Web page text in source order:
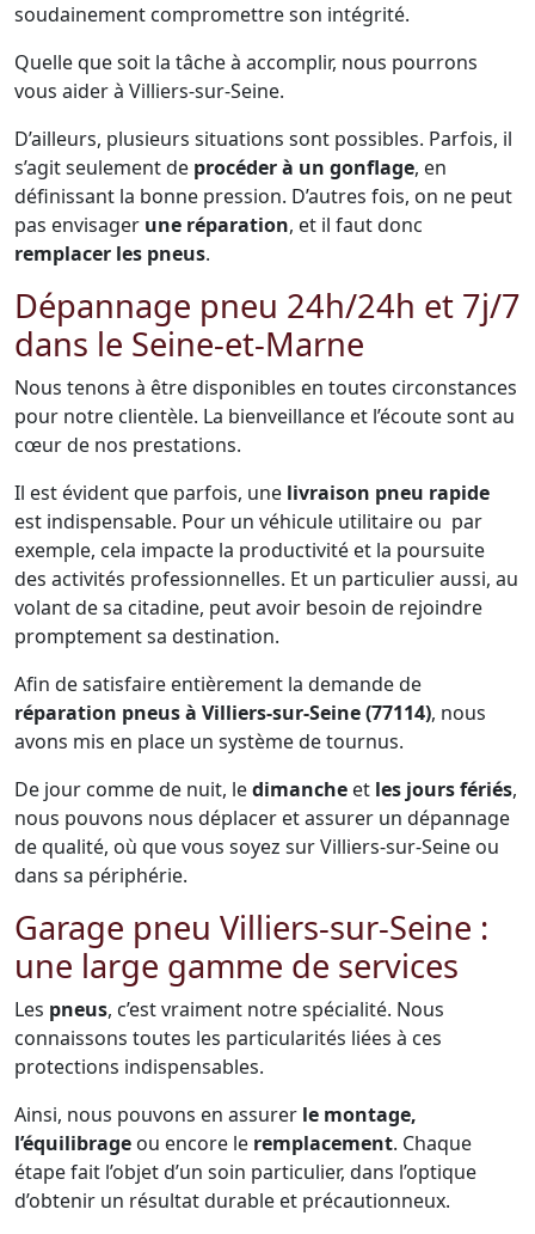
soudainement compromettre son intégrité.
Quelle que soit la tâche à accomplir, nous pourrons
vous aider à Villiers-sur-Seine.
D’ailleurs, plusieurs situations sont possibles. Parfois, il
s’agit seulement de procéder à un gonflage, en
définissant la bonne pression. D’autres fois, on ne peut
pas envisager une réparation, et il faut donc
remplacer les pneus.
Dépannage pneu 24h/24h et 7j/7
dans le Seine-et-Marne
Nous tenons à être disponibles en toutes circonstances
pour notre clientèle. La bienveillance et l’écoute sont au
cœur de nos prestations.
Il est évident que parfois, une livraison pneu rapide
est indispensable. Pour un véhicule utilitaire ou par
exemple, cela impacte la productivité et la poursuite
des activités professionnelles. Et un particulier aussi, au
volant de sa citadine, peut avoir besoin de rejoindre
promptement sa destination.
Afin de satisfaire entièrement la demande de
réparation pneus à Villiers-sur-Seine (77114), nous
avons mis en place un système de tournus.
De jour comme de nuit, ledimanche et les jours fériés,
nous pouvons nous déplacer et assurer un dépannage
de qualité, où que vous soyez sur Villiers-sur-Seine ou
dans sa périphérie.
Garage pneu Villiers-sur-Seine :
une large gamme de services
Les pneus, c’est vraiment notre spécialité. Nous
connaissons toutes les particularités liées à ces
protections indispensables.
Ainsi, nous pouvons en assurer le montage,
l’équilibrage ou encore le remplacement. Chaque
étape fait l’objet d’un soin particulier, dans l’optique
d’obtenir un résultat durable et précautionneux.